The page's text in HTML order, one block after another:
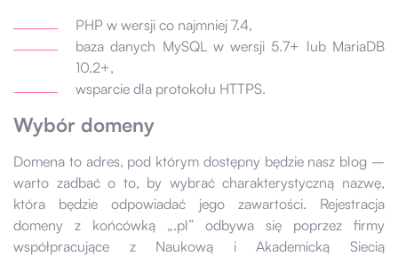
PHP w wersji co najmniej 7.4,
baza danych MySQL w wersji 5.7+ lub MariaDB
10.2+,
wsparcie dla protokołu HTTPS.
Wybór domeny
Domena to adres, pod którym dostępny będzie nasz blog –
warto zadbać o to, by wybrać charakterystyczną nazwę,
która będzie odpowiadać jego zawartości. Rejestracja
domeny z końcówką „.pl” odbywa się poprzez firmy
współpracujące z Naukową i Akademicką Siecią